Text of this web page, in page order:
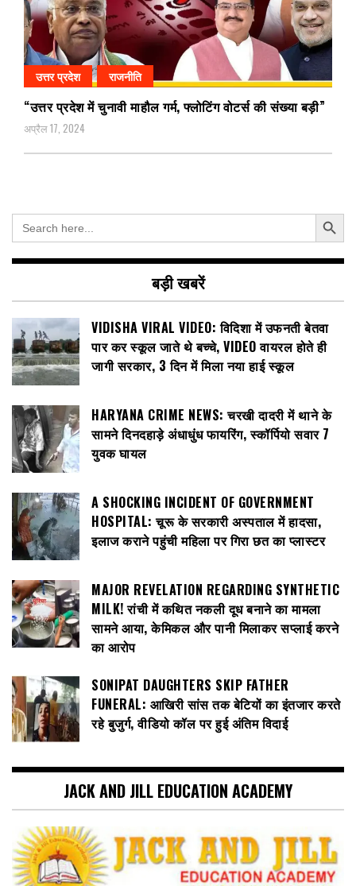
उत्तर प्रदेश राजनीति
“उत्तर प्रदेश में चुनावी माहौल गर्म, फ्लोटिंग वोटर्स की संख्या बड़ी”
अप्रैल 17, 2024
Search
for:
Search Button
बड़ी खबरें
VIDISHA VIRAL VIDEO: विदिशा में उफनती बेतवा
पार कर स्कूल जाते थे बच्चे, VIDEO वायरल होते ही
जागी सरकार, 3 दिन में मिला नया हाई स्कूल
HARYANA CRIME NEWS: चरखी दादरी में थाने के
सामने दिनदहाड़े अंधाधुंध फायरिंग, स्कॉर्पियो सवार 7
युवक घायल
A SHOCKING INCIDENT OF GOVERNMENT
HOSPITAL: चूरू के सरकारी अस्पताल में हादसा,
इलाज कराने पहुंची महिला पर गिरा छत का प्लास्टर
MAJOR REVELATION REGARDING SYNTHETIC
MILK! रांची में कथित नकली दूध बनाने का मामला
सामने आया, केमिकल और पानी मिलाकर सप्लाई करने
का आरोप
SONIPAT DAUGHTERS SKIP FATHER
FUNERAL: आखिरी सांस तक बेटियों का इंतजार करते
रहे बुजुर्ग, वीडियो कॉल पर हुई अंतिम विदाई
JACK AND JILL EDUCATION ACADEMY